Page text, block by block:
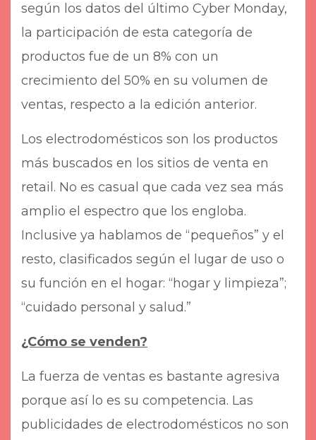
según los datos del último Cyber Monday,
la participación de esta categoría de
productos fue de un 8% con un
crecimiento del 50% en su volumen de
ventas, respecto a la edición anterior.
Los electrodomésticos son los productos
más buscados en los sitios de venta en
retail. No es casual que cada vez sea más
amplio el espectro que los engloba.
Inclusive ya hablamos de “pequeños” y el
resto, clasificados según el lugar de uso o
su función en el hogar: “hogar y limpieza”;
“cuidado personal y salud.”
¿Cómo se venden?
La fuerza de ventas es bastante agresiva
porque así lo es su competencia. Las
publicidades de electrodomésticos no son